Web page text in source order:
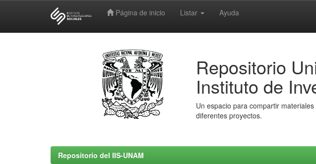
Página de inicio Listar Ayuda
Repositorio
Instituto de
Un espacio para compartir
diferentes proyectos.
Repositorio del IIS-UNAM